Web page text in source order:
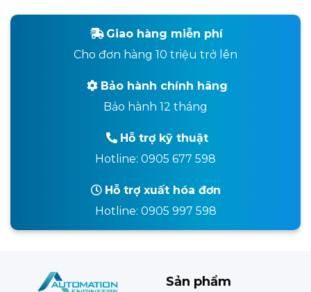
Giao hàng miễn phí
Cho đơn hàng 10 triệu trở lên
Bảo hành chính hãng
Bảo hành 12 tháng
Hỗ trợ kỹ thuật
Hotline: 0905 677 598
Hỗ trợ xuất hóa đơn
Hotline: 0905 997 598
Sản phẩm